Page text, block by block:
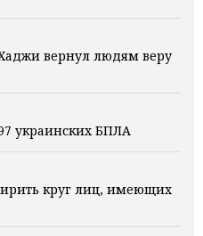
вернул людям веру
украинских БПЛА
круг лиц, имеющих